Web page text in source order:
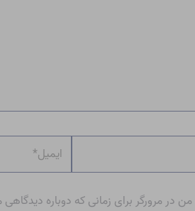
ایمیل*
در مرورگر برای زمانی که دوباره